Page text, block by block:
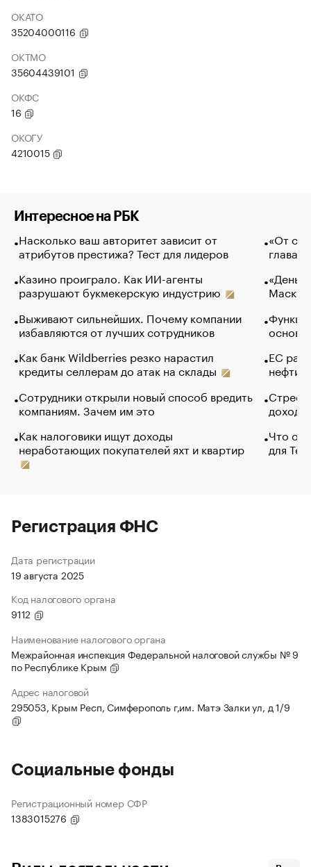
ОКАТО
35204000116
ОКТМО
35604439101
ОКФС
16
ОКОГУ
4210015
Интересное на РБК
Насколько ваш авторитет зависит от
атрибутов престижа? Тест для лидеров
Казино проиграло. Как ИИ-агенты
разрушают букмекерскую индустрию
Выживают сильнейших. Почему компании
избавляются от лучших сотрудников
Как банк Wildberries резко нарастил
кредиты селлерам до атак на склады
Сотрудники открыли новый способ вредить
компаниям. Зачем им это
Как налоговики ищут доходы
неработающих покупателей яхт и квартир
«От
глава
Маск в
основ
ЕС
нефти
Что
для
Регистрация ФНС
Дата регистрации
19 августа 2025
Код налогового органа
9112
Наименование налогового органа
Межрайонная инспекция Федеральной налоговой службы № 9
по Республике Крым
Адрес налоговой
295053, Крым Респ, Симферополь г,им. Матэ Залки ул, д 1/9
Социальные фонды
Регистрационный номер СФР
1383015276